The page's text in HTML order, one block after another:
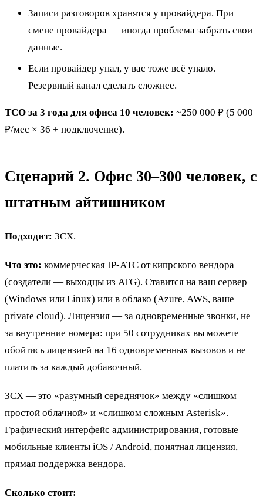
Записи разговоров хранятся у провайдера. При
смене провайдера — иногда проблема забрать свои
данные.
Если провайдер упал, у вас тоже всё упало.
Резервный канал сделать сложнее.
TCO за 3 года для офиса 10 человек: ~250 000 ₽ (5 000
₽/мес × 36 + подключение).
Сценарий 2. Офис 30–300 человек, с
штатным айтишником
Подходит: 3CX.
Что это: коммерческая IP-АТС от кипрского вендора
(создатели — выходцы из ATG). Ставится на ваш сервер
(Windows или Linux) или в облако (Azure, AWS, ваше
private cloud). Лицензия — за одновременные звонки, не
за внутренние номера: при 50 сотрудниках вы можете
обойтись лицензией на 16 одновременных вызовов и не
платить за каждый добавочный.
3CX — это «разумный середнячок» между «слишком
простой облачной» и «слишком сложным Asterisk».
Графический интерфейс администрирования, готовые
мобильные клиенты iOS / Android, понятная лицензия,
прямая поддержка вендора.
Сколько стоит: